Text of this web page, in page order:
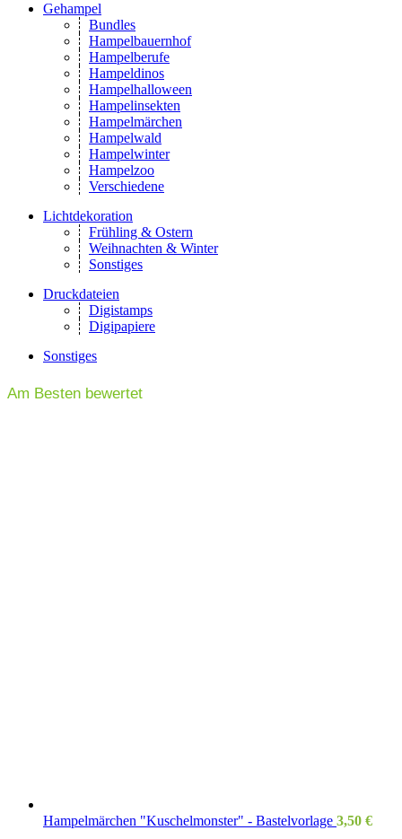
Gehampel
Bundles
Hampelbauernhof
Hampelberufe
Hampeldinos
Hampelhalloween
Hampelinsekten
Hampelmärchen
Hampelwald
Hampelwinter
Hampelzoo
Verschiedene
Lichtdekoration
Frühling & Ostern
Weihnachten & Winter
Sonstiges
Druckdateien
Digistamps
Digipapiere
Sonstiges
Am Besten bewertet
Hampelmärchen "Kuschelmonster" - Bastelvorlage 3,50 €